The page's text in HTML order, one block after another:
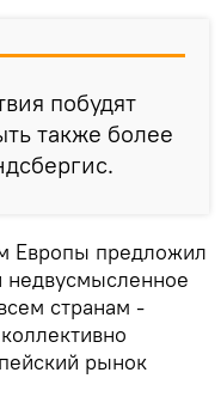
побудят
также более
Европы предложил
странам -
рынок